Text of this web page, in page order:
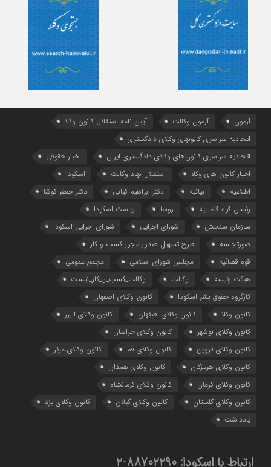
آزمون آزمون وکالت
آیین ‌نامه استقلال کانون وکلا
اتحادیه سراسری کانونهای وکلای دادگستری
اتحادیه سراسری کانون‌های وکلای دادگستری ایران
اخبار حقوقی
اخبار کانون های وکلا
استقلال نهاد وکالت
اسکودا
اطلاعیه
بیانیه دکتر ابراهیم کیانی
دکتر جعفر کوشا
رئیس قوه قضاییه
روسا
ریاست اسکودا
سازمان سنجش
شورای اجرایی
شورای اجرایی اسکودا
صورتجلسه
طرح تسهیل صدور مجوز کسب و کار
قوه قضائیه
مجلس شورای اسلامی
مجمع عمومی
هیئت رئیسه
وکالت
وکالت_کسب_و_کار_نیست
کارگروه حقوق بشر اسکودا
کانون_وکلای_اصفهان
کانون وکلا
کانون وکلای اصفهان
کانون وکلای البرز
کانون وکلای بوشهر
کانون وکلای خراسان
کانون وکلای قزوین
کانون وکلای قم
کانون وکلای مرکز
کانون وکلای هرمزگان
کانون وکلای همدان
کانون وکلای کرمان
کانون وکلای کرمانشاه
کانون وکلای گلستان
کانون وکلای گیلان
کانون وکلای یزد
یادداشت
ارتباط با اسکودا: 88702290-2